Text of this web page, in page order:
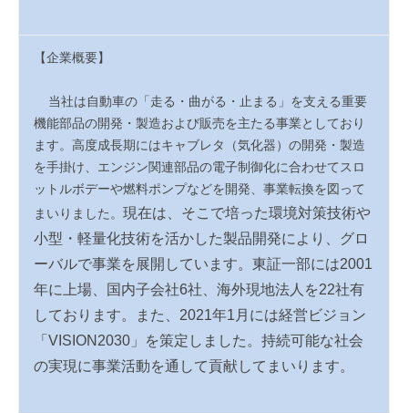
【企業概要】
当社は自動車の「走る・曲がる・止まる」を支える重要
機能部品の開発・製造および販売を主たる事業としており
ます。高度成長期にはキャブレタ（気化器）の開発・製造
を手掛け、エンジン関連部品の電子制御化に合わせてスロ
ットルボデーや燃料ポンプなどを開発、事業転換を図って
まいりました。現在は、そこで培った環境対策技術や
小型・軽量化技術を活かした製品開発により、グロ
ーバルで事業を展開しています。東証一部には2001
年に上場、国内子会社6社、海外現地法人を22社有
しております。
また、 2021年1 月には経営ビジョン
「VISION2030 」を策定しました。持続可能な社会
の実現に事業活動を通して貢献してまいります。